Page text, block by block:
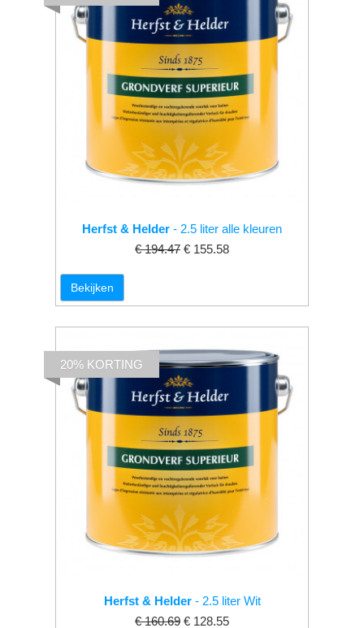
Herfst & Helder - 2.5 liter alle kleuren
€ 194.47 € 155.58
Bekijken
Herfst & Helder- 2.5 liter Wit
€ 160.69 € 128.55
20% KORTING